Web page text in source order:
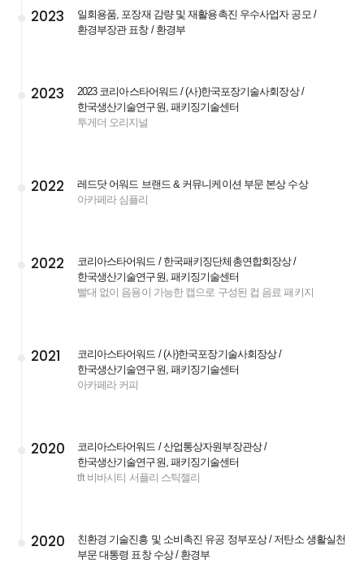
2023
일회용품, 포장재 감량 및 재활용촉진 우수사업자 공모 /
환경부장관 표창 / 환경부
2023
2023 코리아스타어워드 / (사)한국포장기술사회장상 /
한국생산기술연구원, 패키징기술센터
투게더 오리지널
2022
레드닷 어워드 브랜드 & 커뮤니케이션 부문 본상 수상
아카페라 심플리
2022
코리아스타어워드 / 한국패키징단체총연합회장상 /
한국생산기술연구원, 패키징기술센터
빨대 없이 음용이 가능한 캡으로 구성된 컵 음료 패키지
2021
코리아스타어워드 / (사)한국포장기술사회장상 /
한국생산기술연구원, 패키징기술센터
아카페라 커피
2020
코리아스타어워드 / 산업통상자원부장관상 /
한국생산기술연구원, 패키징기술센터
tft 비바시티 서플리 스틱젤리
2020
친환경 기술진흥 및 소비촉진 유공 정부포상 / 저탄소 생활실천
부문 대통령 표창 수상 / 환경부